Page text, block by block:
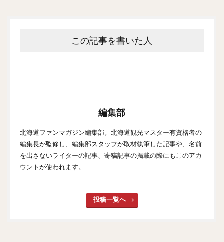
この記事を書いた人
編集部
北海道ファンマガジン編集部。北海道観光マスター有資格者の
編集長が監修し、編集部スタッフが取材執筆した記事や、名前
を出さないライターの記事、寄稿記事の掲載の際にもこのアカ
ウントが使われます。
投稿一覧へ